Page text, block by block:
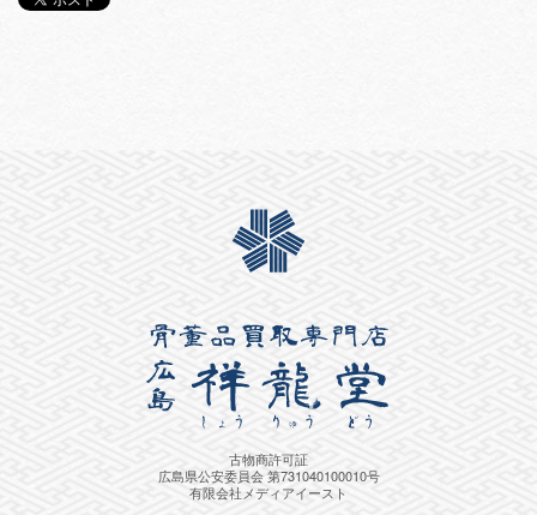
古物商許可証
広島県公安委員会 第731040100010号
有限会社メディアイースト